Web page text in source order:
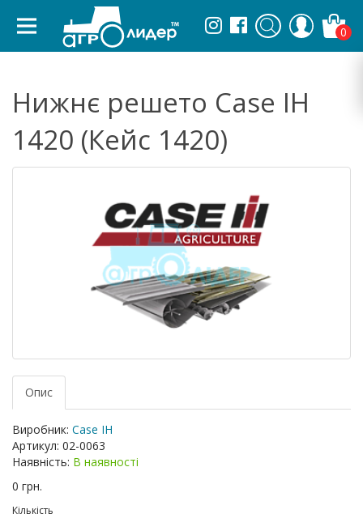
0
Нижнє решето Case IH
1420 (Кейс 1420)
Опис
Виробник: Case IH
Артикул: 02-0063
Наявність: В наявності
0 грн.
Кількість